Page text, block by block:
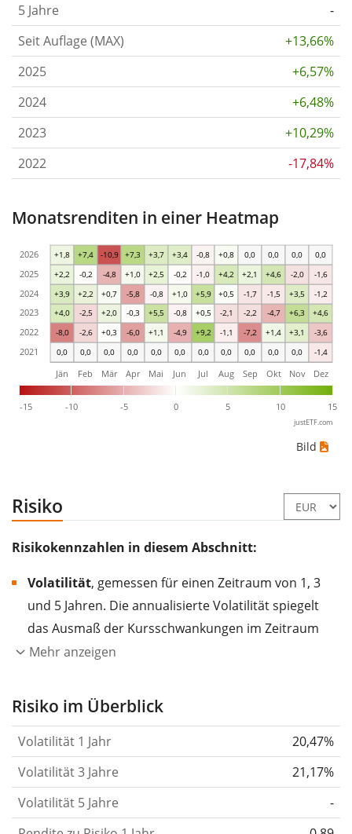
5 Jahre
-
Seit Auflage (MAX)
+13,66%
2025
+6,57%
2024
+6,48%
2023
+10,29%
2022
-17,84%
Monatsrenditen in einer Heatmap
0,0 0,0 0,0 0,0 0,0 0,0 0,0 0,0 0,0 0,0 0,0 -1,4
-8,0 -2,6 +0,3 -6,0 +1,1 -4,9 +9,2 -1,1 -7,2 +1,4 +3,1 -3,6
+4,0 -2,5 +2,0 -0,3 +5,5 -0,8 +0,5 -2,1 -2,2 -4,7 +6,3 +4,6
+3,9 +2,2 +0,7 -5,8 -0,8 +1,0 +5,9 +0,5 -1,7 -1,5 +3,5 -1,2
+2,2 -0,2 -4,8 +1,0 +2,5 -0,2 -1,0 +4,2 +2,1 +4,6 -2,0 -1,6
+1,8 +7,4 -10,9 +7,3 +3,7 +3,4 -0,8 +0,8 0,0 0,0 0,0 0,0
-15 -10 -5 0 5 10 15
Jän Feb Mär Apr Mai Jun Jul Aug Sep Okt Nov Dez
2021
2022
2023
2024
2025
2026
justETF.com
Bild
Risiko
Risikokennzahlen in diesem Abschnitt:
Volatilität, gemessen für einen Zeitraum von 1, 3
und 5 Jahren. Die annualisierte Volatilität spiegelt
das Ausmaß der Kursschwankungen im Zeitraum
eines Jahres wider.
Aktie, des ETF, usw.) in der Vergangenheit
gelten im Allgemeinen als risikoreicher. Wir
berechnen die Volatilität auf Basis der Daten der
letzten 1, 3 und 5 Jahre, damit du sehen kannst, ob
die Kursschwankungen im Laufe der Zeit stärker
Mehr anzeigen
Risiko im Überblick
Volatilität 1 Jahr
20,47%
Volatilität 3 Jahre
21,17%
Volatilität 5 Jahre
-